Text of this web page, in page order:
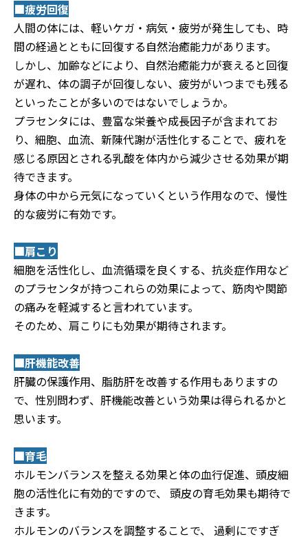
■疲労回復
人間の体には、軽いケガ・病気・疲労が発生しても、時
間の経過とともに回復する自然治癒能力があります。
しかし、加齢などにより、自然治癒能力が衰えると回復
が遅れ、体の調子が回復しない、疲労がいつまでも残る
といったことが多いのではないでしょうか。
プラセンタには、豊富な栄養や成長因子が含まれてお
り、細胞、血流、新陳代謝が活性化することで、疲れを
感じる原因とされる乳酸を体内から減少させる効果が期
待できます。
身体の中から元気になっていくという作用なので、慢性
的な疲労に有効です。
■肩こり
細胞を活性化し、血流循環を良くする、抗炎症作用など
のプラセンタが持つこれらの効果によって、筋肉や関節
の痛みを軽減すると言われています。
そのため、肩こりにも効果が期待されます。
■肝機能改善
肝臓の保護作用、脂肪肝を改善する作用もありますの
で、性別問わず、肝機能改善という効果は得られるかと
思います。
■育毛
ホルモンバランスを整える効果と体の血行促進、頭皮細
胞の活性化に有効的ですので、 頭皮の育毛効果も期待で
きます。
ホルモンのバランスを調整することで、 過剰にですぎ